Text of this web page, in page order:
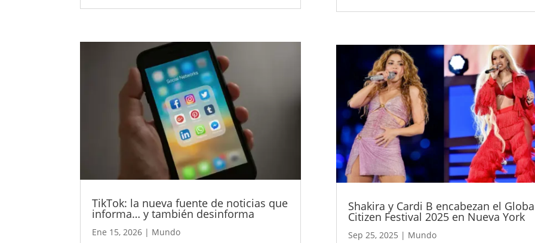
TikTok: la nueva fuente de noticias que
informa… y también desinforma
Ene 15, 2026 | Mundo
Shakira y Cardi B encabezan el
Citizen Festival 2025 en Nueva York
Sep 25, 2025 | Mundo